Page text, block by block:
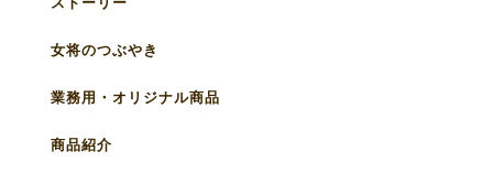
女将のつぶやき
業務用・オリジナル商品
商品紹介